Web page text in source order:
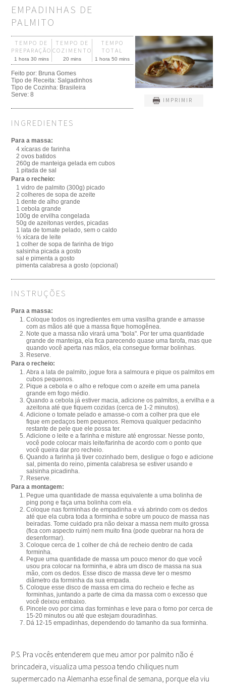
EMPADINHAS DE
PALMITO
IMPRIMIR
TEMPO DE
PREPARAÇÃO
1 hora 30 mins
TEMPO DE
COZIMENTO
20 mins
TEMPO
TOTAL
1 hora 50 mins
Feito por: Bruna Gomes
Tipo de Receita:Salgadinhos
Tipo de Cozinha: Brasileira
Serve:8
INGREDIENTES
Para a massa:
4 xícaras de farinha
2 ovos batidos
260g de manteiga gelada em cubos
1 pitada de sal
Para o recheio:
1 vidro de palmito (300g) picado
2 colheres de sopa de azeite
1 dente de alho grande
1 cebola grande
100g de ervilha congelada
50g de azeitonas verdes, picadas
1 lata de tomate pelado, sem o caldo
½ xícara de leite
1 colher de sopa de farinha de trigo
salsinha picada a gosto
sal e pimenta a gosto
pimenta calabresa a gosto (opcional)
INSTRUÇÕES
Para a massa:
Coloque todos os ingredientes em uma vasilha grande e amasse
com as mãos até que a massa fique homogênea.
Note que a massa não virará uma "bola". Por ter uma quantidade
grande de manteiga, ela fica parecendo quase uma farofa, mas que
quando você aperta nas mãos, ela consegue formar bolinhas.
Reserve.
Para o recheio:
Abra a lata de palmito, jogue fora a salmoura e pique os palmitos em
cubos pequenos.
Pique a cebola e o alho e refoque com o azeite em uma panela
grande em fogo médio.
Quando a cebola já estiver macia, adicione os palmitos, a ervilha e a
azeitona até que fiquem cozidas (cerca de 1-2 minutos).
Adicione o tomate pelado e amasse-o com a colher pra que ele
fique em pedaços bem pequenos. Remova qualquer pedacinho
restante de pele que ele possa ter.
Adicione o leite e a farinha e misture até engrossar. Nesse ponto,
você pode colocar mais leite/farinha de acordo com o ponto que
você queira dar pro recheio.
Quando a farinha já tiver cozinhado bem, desligue o fogo e adicione
sal, pimenta do reino, pimenta calabresa se estiver usando e
salsinha picadinha.
Reserve.
Para a montagem:
Pegue uma quantidade de massa equivalente a uma bolinha de
ping pong e faça uma bolinha com ela.
Coloque nas forminhas de empadinha e vá abrindo com os dedos
até que ela cubra toda a forminha e sobre um pouco de massa nas
beiradas. Tome cuidado pra não deixar a massa nem muito grossa
(fica com aspecto ruim) nem muito fina (pode quebrar na hora de
desenformar).
Coloque cerca de 1 colher de chá de recheio dentro de cada
forminha.
Pegue uma quantidade de massa um pouco menor do que você
usou pra colocar na forminha, e abra um disco de massa na sua
mão, com os dedos. Esse disco de massa deve ter o mesmo
diâmetro da forminha da sua empada.
Coloque esse disco de massa em cima do recheio e feche as
forminhas, juntando a parte de cima da massa com o excesso que
você deixou embaixo.
Pincele ovo por cima das forminhas e leve para o forno por cerca de
15-20 minutos ou até que estejam douradinhas.
Dá 12-15 empadinhas, dependendo do tamanho da sua forminha.
P.S. Pra vocês entenderem que meu amor por palmito não é
brincadeira, visualiza uma pessoa tendo chiliques num
supermercado na Alemanha esse final de semana, porque ela viu